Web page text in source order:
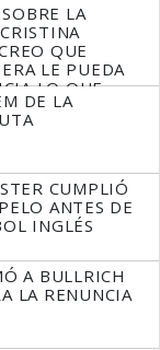
LA
QUE
LE PUEDA
LO QUE
DE LA
CUMPLIÓ
ANTES DE
INGLÉS
A BULLRICH
LA RENUNCIA